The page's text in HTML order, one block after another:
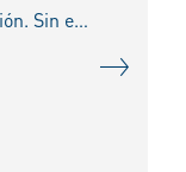
Cuando el motor está completamente revisado y todos los componentes están limpios, no hay más aceite en el circuito de lubricación. Sin embargo, desde el primer arranque, todos los cojinete